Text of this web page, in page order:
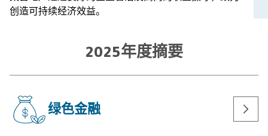
创造可持续经济效益。
2025年度摘要
绿色金融